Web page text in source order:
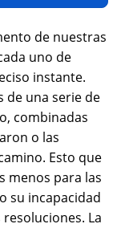
de nuestras
uno de
instante.
de una serie de
combinadas
o las
Esto que
menos para las
su incapacidad
La